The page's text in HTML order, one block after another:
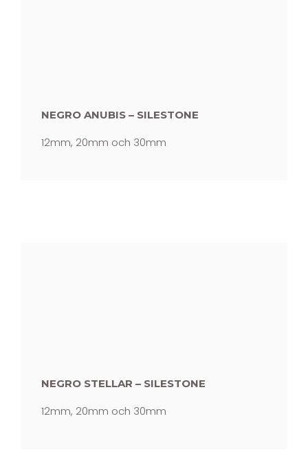
NEGRO ANUBIS – SILESTONE
12mm, 20mm och 30mm
NEGRO STELLAR – SILESTONE
12mm, 20mm och 30mm